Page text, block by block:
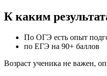
К каким
По ОГЭ есть опыт
по ЕГЭ на 90+ баллов
Возраст ученика не важен,